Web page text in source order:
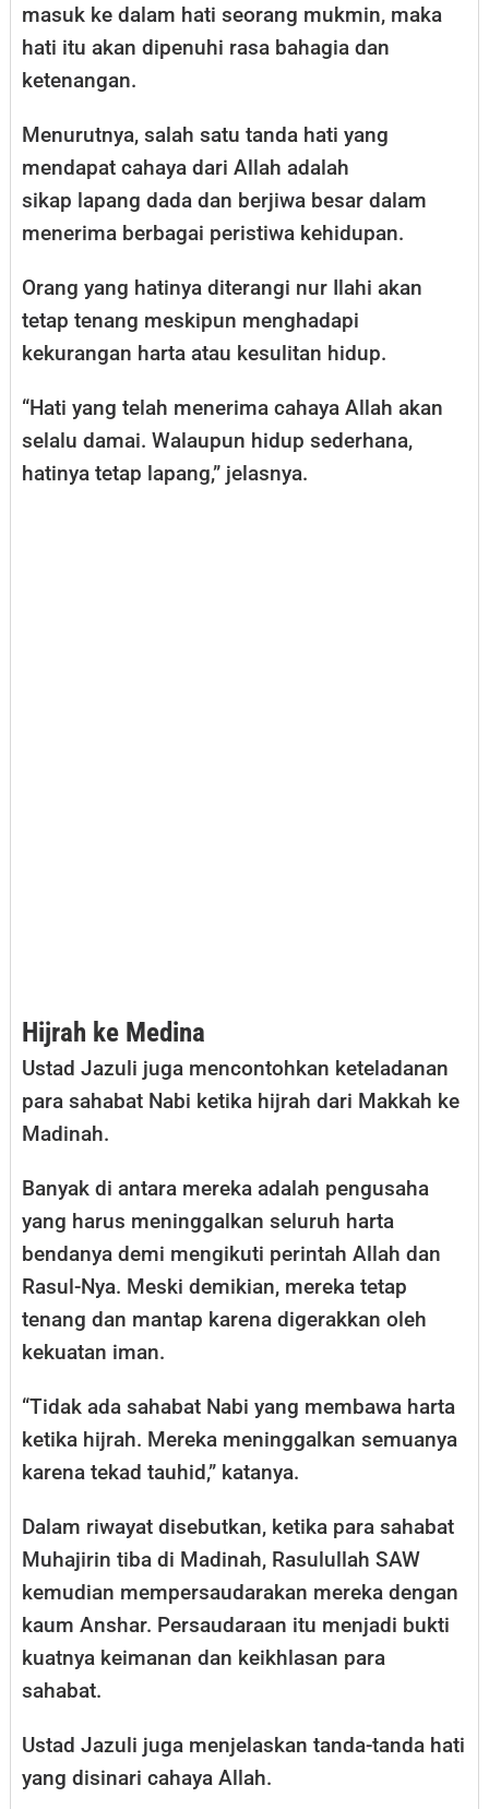
masuk ke dalam hati seorang mukmin, maka
hati itu akan dipenuhi rasa bahagia dan
ketenangan.
Menurutnya, salah satu tanda hati yang
mendapat cahaya dari Allah adalah
sikap lapang dada dan berjiwa besar dalam
menerima berbagai peristiwa kehidupan.
Orang yang hatinya diterangi nur Ilahi akan
tetap tenang meskipun menghadapi
kekurangan harta atau kesulitan hidup.
“Hati yang telah menerima cahaya Allah akan
selalu damai. Walaupun hidup sederhana,
hatinya tetap lapang,” jelasnya.
Hijrah ke Medina
Ustad Jazuli juga mencontohkan keteladanan
para sahabat Nabi ketika hijrah dari Makkah ke
Madinah.
Banyak di antara mereka adalah pengusaha
yang harus meninggalkan seluruh harta
bendanya demi mengikuti perintah Allah dan
Rasul-Nya. Meski demikian, mereka tetap
tenang dan mantap karena digerakkan oleh
kekuatan iman.
“Tidak ada sahabat Nabi yang membawa harta
ketika hijrah. Mereka meninggalkan semuanya
karena tekad tauhid,” katanya.
Dalam riwayat disebutkan, ketika para sahabat
Muhajirin tiba di Madinah, Rasulullah SAW
kemudian mempersaudarakan mereka dengan
kaum Anshar. Persaudaraan itu menjadi bukti
kuatnya keimanan dan keikhlasan para
sahabat.
Ustad Jazuli juga menjelaskan tanda-tanda hati
yang disinari cahaya Allah.